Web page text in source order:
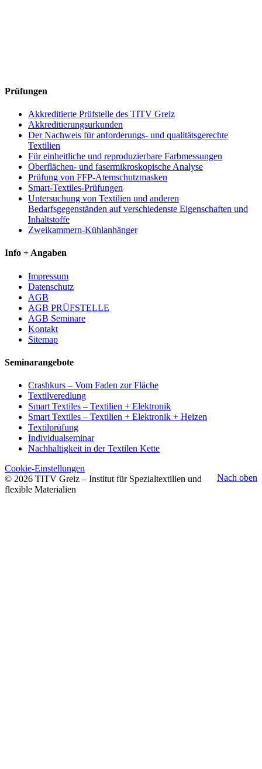
Prüfungen
Akkreditierte Prüfstelle des TITV Greiz
Akkreditierungsurkunden
Der Nachweis für anforderungs- und qualitätsgerechte
Textilien
Für einheitliche und reproduzierbare Farbmessungen
Oberflächen- und fasermikroskopische Analyse
Prüfung von FFP-Atemschutzmasken
Smart-Textiles-Prüfungen
Untersuchung von Textilien und anderen
Bedarfsgegenständen auf verschiedenste Eigenschaften und
Inhaltstoffe
Zweikammern-Kühlanhänger
Info + Angaben
Impressum
Datenschutz
AGB
AGB PRÜFSTELLE
AGB Seminare
Kontakt
Sitemap
Seminarangebote
Crashkurs – Vom Faden zur Fläche
Textilveredlung
Smart Textiles – Textilien + Elektronik
Smart Textiles – Textilien + Elektronik + Heizen
Textilprüfung
Individualseminar
Nachhaltigkeit in der Textilen Kette
Nach oben
Cookie-Einstellungen
© 2026 TITV Greiz – Institut für Spezialtextilien und
flexible Materialien